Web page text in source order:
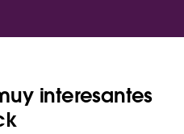
interesantes